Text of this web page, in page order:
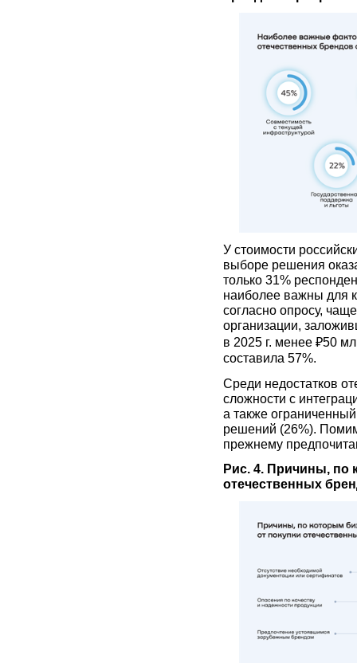
У стоимости
выборе решения
только 31%
наиболее важны для
согласно опросу,
организации,
в 2025 г. менее ₽50
составила 57%.
Среди недостатков
сложности с
а также
решений (26%).
прежнему
Рис. 4. Причины, по
отечественных